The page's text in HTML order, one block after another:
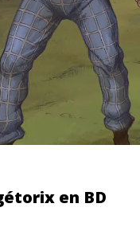
en BD